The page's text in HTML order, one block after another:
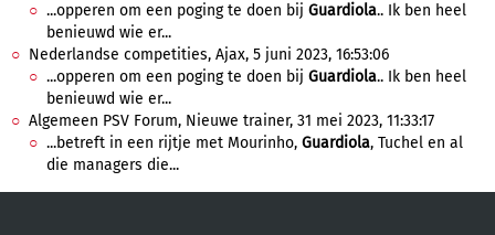
...opperen om een poging te doen bij Guardiola.. Ik ben heel
benieuwd wie er...
Nederlandse competities, Ajax, 5 juni 2023, 16:53:06
...opperen om een poging te doen bij Guardiola.. Ik ben heel
benieuwd wie er...
Algemeen PSV Forum, Nieuwe trainer, 31 mei 2023, 11:33:17
...betreft in een rijtje met Mourinho, Guardiola, Tuchel en al
die managers die...